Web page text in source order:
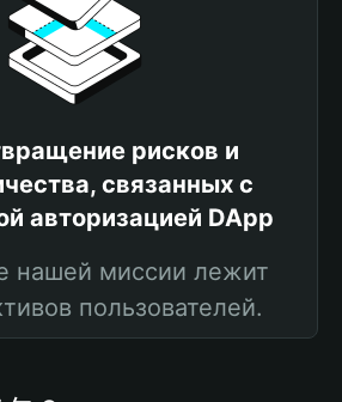
рисков и
связанных с
авторизацией DApp
нашей миссии лежит
пользователей.